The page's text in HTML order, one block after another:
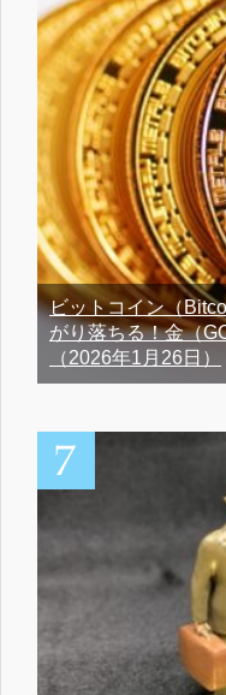
ビットコイン（
がり落ちる！金（
（2026年1月26日）